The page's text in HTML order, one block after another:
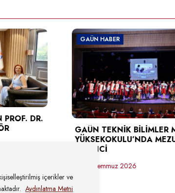
içerikler ve
Aydınlatma Metni
DR.
GAÜN HABER
GAÜN TEKNİK BİLİMLER MESLEK
YÜKSEKOKULU’NDA MEZUNİYET
31 Temmuz 2026